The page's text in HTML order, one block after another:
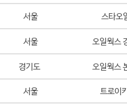
서울 스타오
서울 오일웍스
경기도 오일웍스
서울 트로이